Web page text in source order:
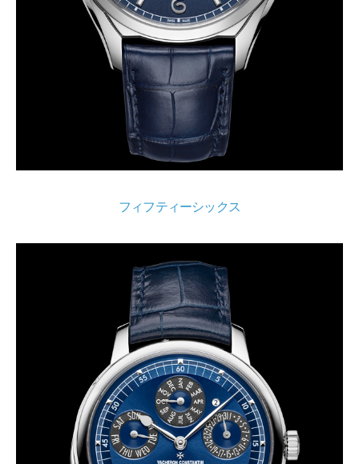
フィフティーシックス